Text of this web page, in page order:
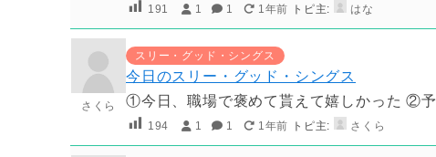
191 1 1 1年前 トピ主: はな
さくら
スリー・グッド・シングス
今日のスリー・グッド・シングス
①今日、職場で褒めて貰えて嬉しかった ②
194 1 1 1年前 トピ主: さくら